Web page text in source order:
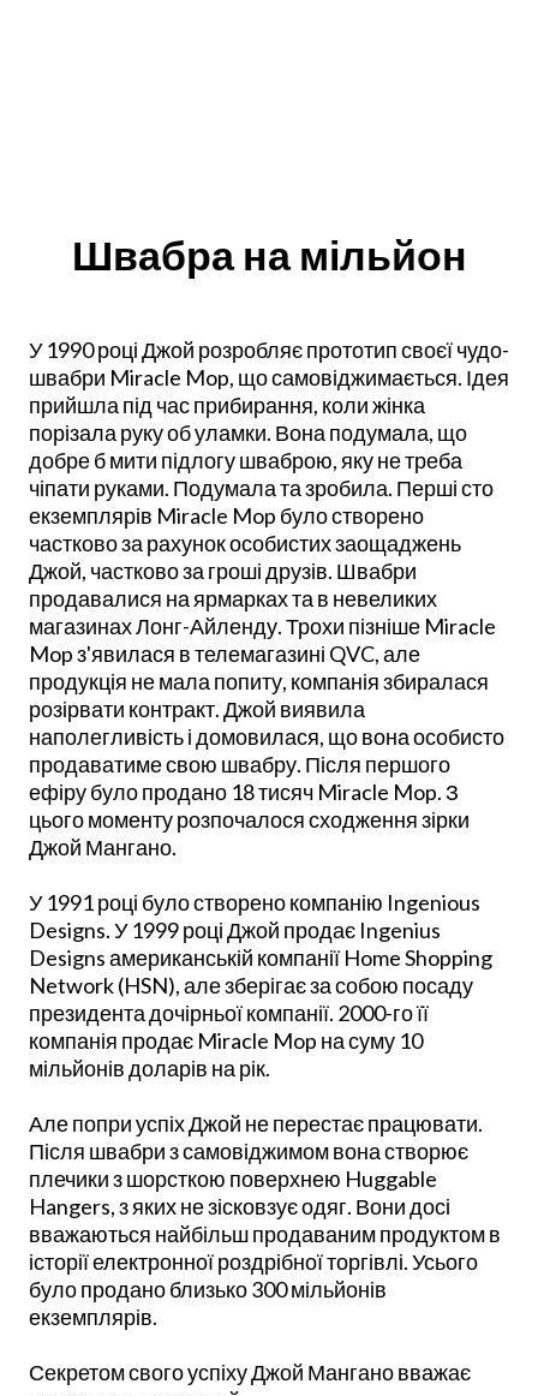
Швабра на мільйон
У 1990 році Джой розробляє прототип своєї чудо-
швабри Miracle Mop, що самовіджимається. Ідея
прийшла під час прибирання, коли жінка
порізала руку об уламки. Вона подумала, що
добре б мити підлогу шваброю, яку не треба
чіпати руками. Подумала та зробила. Перші сто
екземплярів Miracle Mop було створено
частково за рахунок особистих заощаджень
Джой, частково за гроші друзів. Швабри
продавалися на ярмарках та в невеликих
магазинах Лонг-Айленду. Трохи пізніше Miracle
Mop з'явилася в телемагазині QVC, але
продукція не мала попиту, компанія збиралася
розірвати контракт. Джой виявила
наполегливість і домовилася, що вона особисто
продаватиме свою швабру. Після першого
ефіру було продано 18 тисяч Miracle Mop. З
цього моменту розпочалося сходження зірки
Джой Мангано.
У 1991 році було створено компанію Ingenious
Designs. У 1999 році Джой продає Ingenius
Designs американській компанії Home Shopping
Network (HSN), але зберігає за собою посаду
президента дочірньої компанії. 2000-го її
компанія продає Miracle Mop на суму 10
мільйонів доларів на рік.
Але попри успіх Джой не перестає працювати.
Після швабри з самовіджимом вона створює
плечики з шорсткою поверхнею Huggable
Hangers, з яких не зісковзує одяг. Вони досі
вважаються найбільш продаваним продуктом в
історії електронної роздрібної торгівлі. Усього
було продано близько 300 мільйонів
екземплярів.
Секретом свого успіху Джой Мангано вважає